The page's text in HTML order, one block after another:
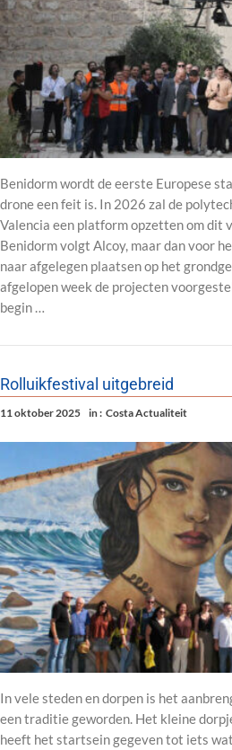
Benidorm wordt de eerste Europese
drone een feit is. In 2026 zal de
Valencia een platform opzetten om dit
Benidorm volgt Alcoy, maar dan voor
naar afgelegen plaatsen op het
afgelopen week de projecten
begin …
Rolluikfestival uitgebreid
11 oktober 2025 in : Costa Actualiteit
In vele steden en dorpen is het
een traditie geworden. Het kleine
heeft het startsein gegeven tot iets